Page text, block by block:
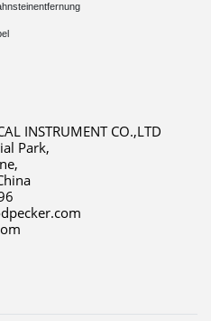
INSTRUMENT CO.,LTD
Park,